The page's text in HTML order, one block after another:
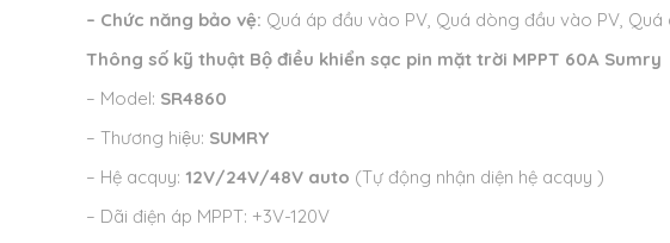
– Chức năng bảo vệ: Quá áp đầu vào PV, Quá dòng đầu vào PV,
Thông số kỹ thuật Bộ điều khiển sạc pin mặt trời MPPT 60A Sumry
– Model: SR4860
– Thương hiệu: SUMRY
– Hệ acquy: 12V/24V/48V auto (Tự động nhận diện hệ acquy )
– Dãi điện áp MPPT: +3V-120V